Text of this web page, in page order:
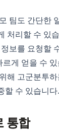
팀도 간단한
처리할 수 있
보를 요청할
게 얻을 수
해 고군분투
할 수 있습니다.
통합